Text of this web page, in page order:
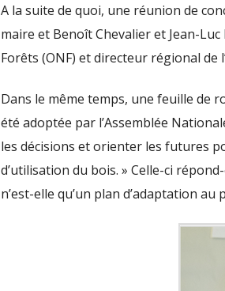
A la suite de quoi, une réunion de
maire et Benoît Chevalier et Jean-
Forêts (ONF) et directeur régional de
Dans le même temps, une feuille de
été adoptée par l’Assemblée
les décisions et orienter les futures
d’utilisation du bois. » Celle-ci
n’est-elle qu’un plan d’adaptation